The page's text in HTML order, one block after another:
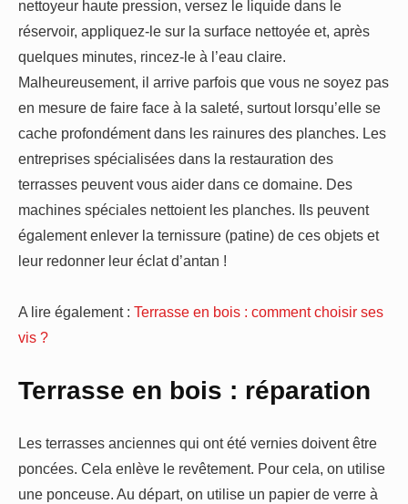
nettoyeur haute pression, versez le liquide dans le
réservoir, appliquez-le sur la surface nettoyée et, après
quelques minutes, rincez-le à l’eau claire.
Malheureusement, il arrive parfois que vous ne soyez pas
en mesure de faire face à la saleté, surtout lorsqu’elle se
cache profondément dans les rainures des planches. Les
entreprises spécialisées dans la restauration des
terrasses peuvent vous aider dans ce domaine. Des
machines spéciales nettoient les planches. Ils peuvent
également enlever la ternissure (patine) de ces objets et
leur redonner leur éclat d’antan !
A lire également : Terrasse en bois : comment choisir ses
vis ?
Terrasse en bois : réparation
Les terrasses anciennes qui ont été vernies doivent être
poncées. Cela enlève le revêtement. Pour cela, on utilise
une ponceuse. Au départ, on utilise un papier de verre à